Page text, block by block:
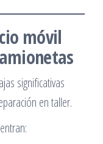
móvil
significativas
en taller.